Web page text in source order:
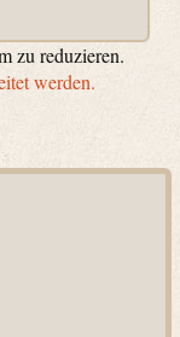
zu reduzieren.
werden.